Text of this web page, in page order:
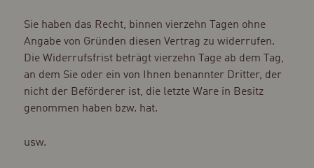
Sie haben das Recht, binnen vierzehn Tagen ohne
Angabe von Gründen diesen Vertrag zu widerrufen.
Die Widerrufsfrist beträgt vierzehn Tage ab dem Tag,
an dem Sie oder ein von Ihnen benannter Dritter, der
nicht der Beförderer ist, die letzte Ware in Besitz
genommen haben bzw. hat.
usw.